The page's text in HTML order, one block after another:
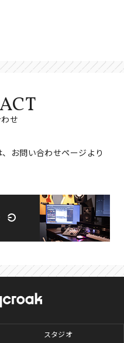
せ
お問い合わせページより
スタジオ